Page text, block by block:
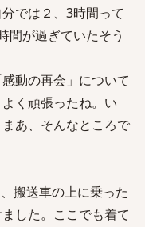
では２、3時間って
間が過ぎていたそう
動の再会」について
く頑張ったね。い
あ、そんなところで
搬送車の上に乗った
した。ここでも着て